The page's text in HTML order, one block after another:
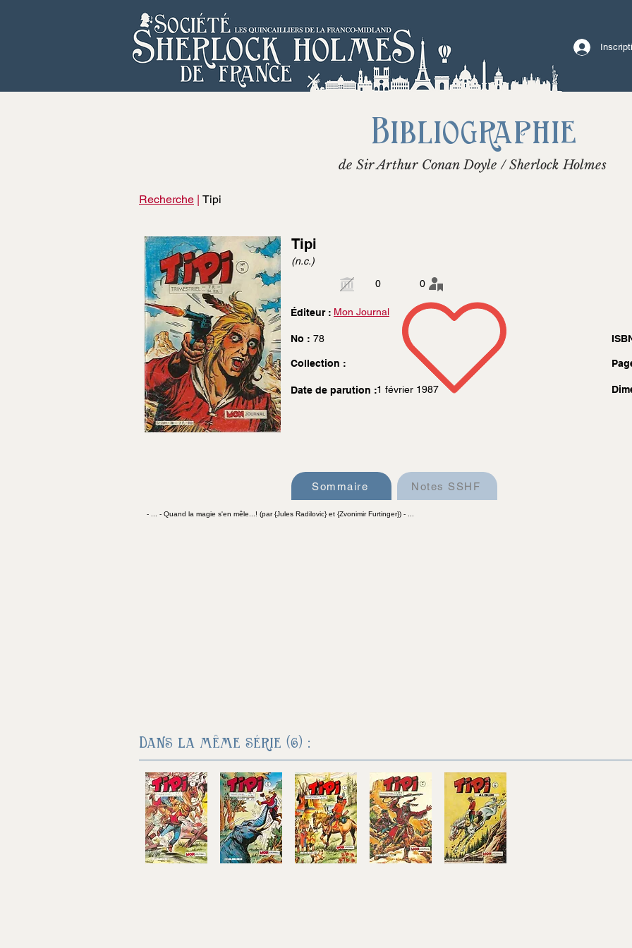
Bibliographie
de Sir Arthur Conan Doyle / Sherlock Holmes
Recherche | Tipi
Tipi
(n.c.)
0
0
Éditeur : Mon Journal
No : 78
Collection :
Date de parution :1 février 1987
Sommaire Notes SSHF
- ... - Quand la magie s'en mêle...! (par {Jules Radilovic} et {Zvonimir Furtinger}) - ...
Dans la même série (6) :